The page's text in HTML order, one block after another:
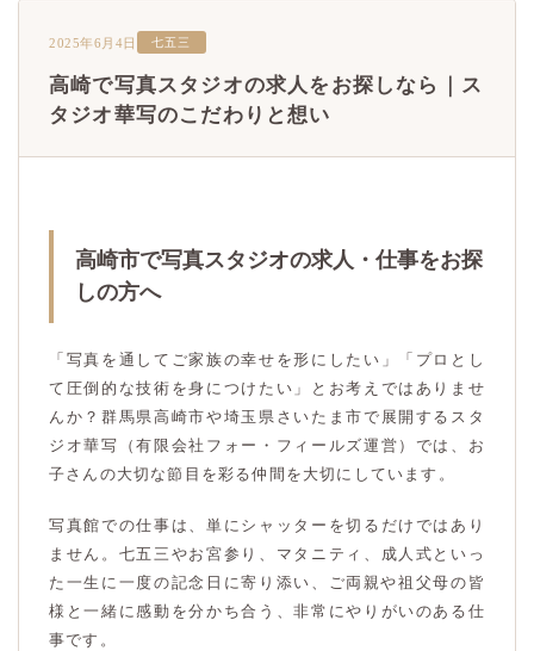
2025年6月4日 七五三
高崎で写真スタジオの求人をお探しなら｜ス
タジオ華写のこだわりと想い
高崎市で写真スタジオの求人・仕事をお探
しの方へ
「写真を通してご家族の幸せを形にしたい」「プロとし
て圧倒的な技術を身につけたい」とお考えではありませ
んか？群馬県高崎市や埼玉県さいたま市で展開するスタ
ジオ華写（有限会社フォー・フィールズ運営）では、お
子さんの大切な節目を彩る仲間を大切にしています。
写真館での仕事は、単にシャッターを切るだけではあり
ません。七五三やお宮参り、マタニティ、成人式といっ
た一生に一度の記念日に寄り添い、ご両親や祖父母の皆
様と一緒に感動を分かち合う、非常にやりがいのある仕
事です。